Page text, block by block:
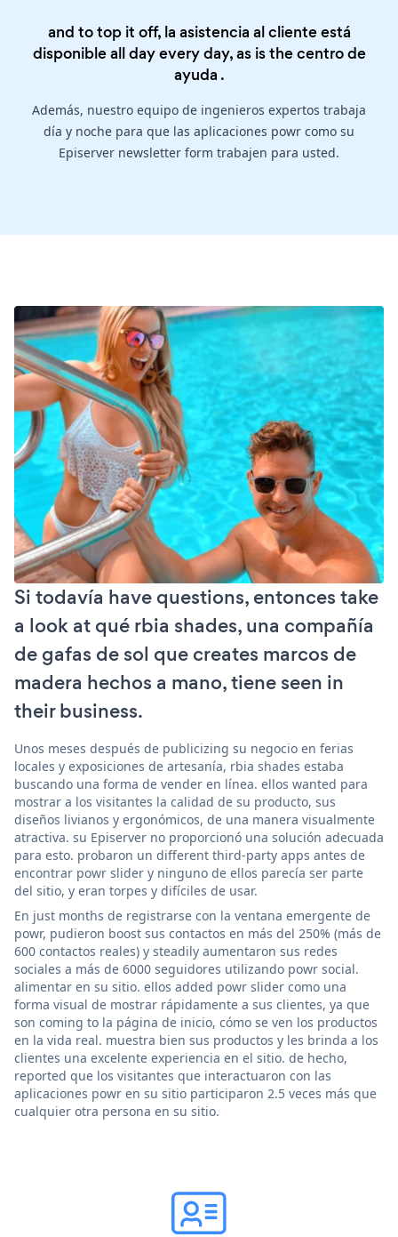
and to top it off, la asistencia al cliente está
disponible all day every day, as is thecentro de
ayuda .
Además, nuestro equipo de ingenieros expertos trabaja
día y noche para que las aplicaciones powr como su
Episerver newsletter form trabajen para usted.
Si todavía have questions, entonces take
a look at qué rbia shades, una compañía
de gafas de sol que creates marcos de
madera hechos a mano, tiene seen in
their business.
Unos meses después de publicizing su negocio en ferias
locales y exposiciones de artesanía, rbia shades estaba
buscando una forma de vender en línea. ellos wanted para
mostrar a los visitantes la calidad de su producto, sus
diseños livianos y ergonómicos, de una manera visualmente
atractiva. su Episerver no proporcionó una solución adecuada
para esto. probaron un different third-party apps antes de
encontrar powr slider y ninguno de ellos parecía ser parte
del sitio, y eran torpes y difíciles de usar.
En just months de registrarse con la ventana emergente de
powr, pudieron boost sus contactos en más del 250% (más de
600 contactos reales) y steadily aumentaron sus redes
sociales a más de 6000 seguidores utilizando powr social.
alimentar en su sitio. ellos added powr slider como una
forma visual de mostrar rápidamente a sus clientes, ya que
son coming to la página de inicio, cómo se ven los productos
en la vida real. muestra bien sus productos y les brinda a los
clientes una excelente experiencia en el sitio. de hecho,
reported que los visitantes que interactuaron con las
aplicaciones powr en su sitio participaron 2.5 veces más que
cualquier otra persona en su sitio.